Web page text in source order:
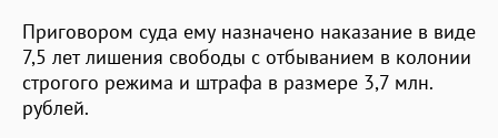
Приговором суда ему назначено наказание в виде
7,5 лет лишения свободы с отбыванием в колонии
строгого режима и штрафа в размере 3,7 млн.
рублей.